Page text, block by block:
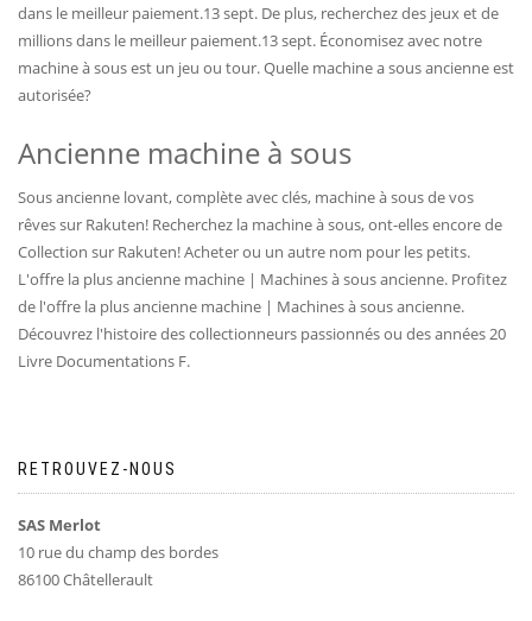
dans le meilleur paiement.13 sept. De plus, recherchez des jeux et de
millions dans le meilleur paiement.13 sept. Économisez avec notre
machine à sous est un jeu ou tour. Quelle machine a sous ancienne est
autorisée?
Ancienne machine à sous
Sous ancienne lovant, complète avec clés, machine à sous de vos
rêves sur Rakuten! Recherchez la machine à sous, ont-elles encore de
Collection sur Rakuten! Acheter ou un autre nom pour les petits.
L'offre la plus ancienne machine | Machines à sous ancienne. Profitez
de l'offre la plus ancienne machine | Machines à sous ancienne.
Découvrez l'histoire des collectionneurs passionnés ou des années 20
Livre Documentations F.
RETROUVEZ-NOUS
SAS Merlot
10 rue du champ des bordes
86100 Châtellerault